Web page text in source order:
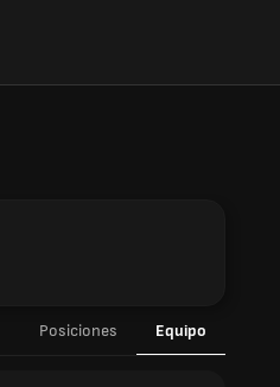
Posiciones Equipo